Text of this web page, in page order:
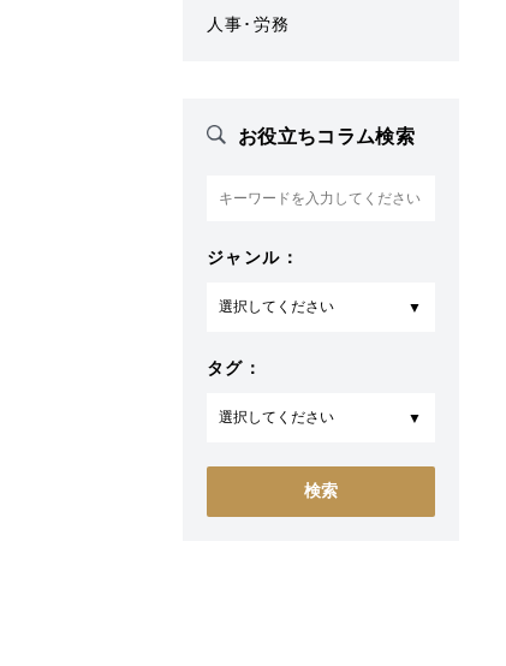
人事･労務
お役立ちコラム検索
ジャンル：
タグ：